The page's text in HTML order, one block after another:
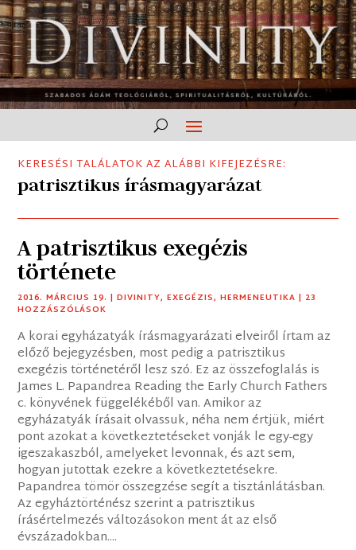
KERESÉSI TALÁLATOK AZ ALÁBBI KIFEJEZÉSRE:
patrisztikus írásmagyarázat
A patrisztikus exegézis
története
2016. MÁRCIUS 19. |DIVINITY,EXEGÉZIS,HERMENEUTIKA | 23
HOZZÁSZÓLÁSOK
A korai egyházatyák írásmagyarázati elveiről írtam az
előző bejegyzésben, most pedig a patrisztikus
exegézis történetéről lesz szó. Ez az összefoglalás is
James L. Papandrea Reading the Early Church Fathers
c. könyvének függelékéből van. Amikor az
egyházatyák írásait olvassuk, néha nem értjük, miért
pont azokat a következtetéseket vonják le egy-egy
igeszakaszból, amelyeket levonnak, és azt sem,
hogyan jutottak ezekre a következtetésekre.
Papandrea tömör összegzése segít a tisztánlátásban.
Az egyháztörténész szerint a patrisztikus
írásértelmezés változásokon ment át az első
évszázadokban....